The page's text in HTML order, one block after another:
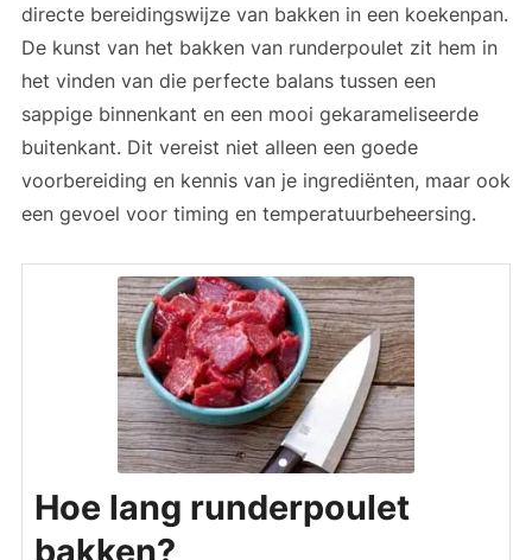
directe bereidingswijze van bakken in een koekenpan.
De kunst van het bakken van runderpoulet zit hem in
het vinden van die perfecte balans tussen een
sappige binnenkant en een mooi gekarameliseerde
buitenkant. Dit vereist niet alleen een goede
voorbereiding en kennis van je ingrediënten, maar ook
een gevoel voor timing en temperatuurbeheersing.
Hoe lang runderpoulet
bakken?